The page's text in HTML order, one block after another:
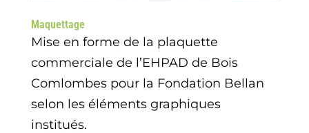
Maquettage
Mise en forme de la plaquette
commerciale de l’EHPAD de Bois
Comlombes pour la Fondation Bellan
selon les éléments graphiques
institués.